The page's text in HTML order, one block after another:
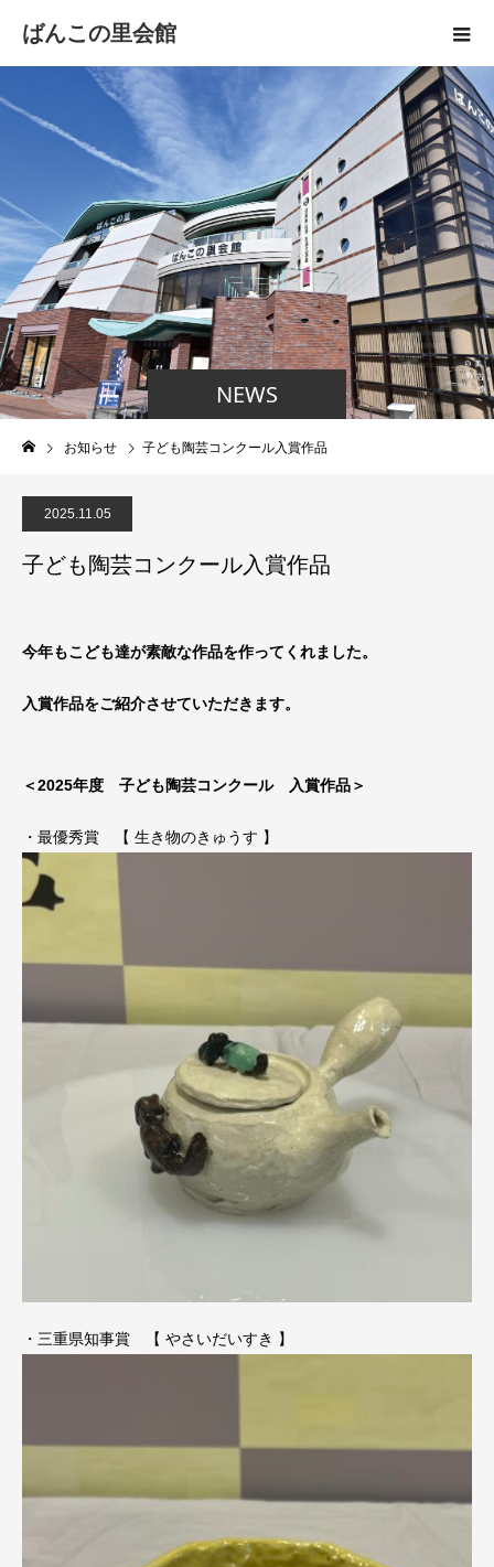
ばんこの里会館
NEWS
お知らせ 子ども陶芸コンクール入賞作品
2025.11.05
子ども陶芸コンクール入賞作品
今年もこども達が素敵な作品を作ってくれました。
入賞作品をご紹介させていただきます。
＜2025年度 子ども陶芸コンクール 入賞作品＞
・最優秀賞 【 生き物のきゅうす 】
・三重県知事賞 【 やさいだいすき 】